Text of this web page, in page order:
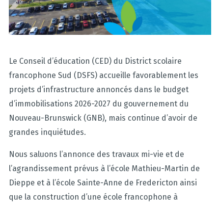
Le Conseil d’éducation (CED) du District scolaire
francophone Sud (DSFS) accueille favorablement les
projets d’infrastructure annoncés dans le budget
d’immobilisations 2026-2027 du gouvernement du
Nouveau-Brunswick (GNB), mais continue d’avoir de
grandes inquiétudes.
Nous saluons l’annonce des travaux mi-vie et de
l’agrandissement prévus à l’école Mathieu-Martin de
Dieppe et à l’école Sainte-Anne de Fredericton ainsi
que la construction d’une école francophone à